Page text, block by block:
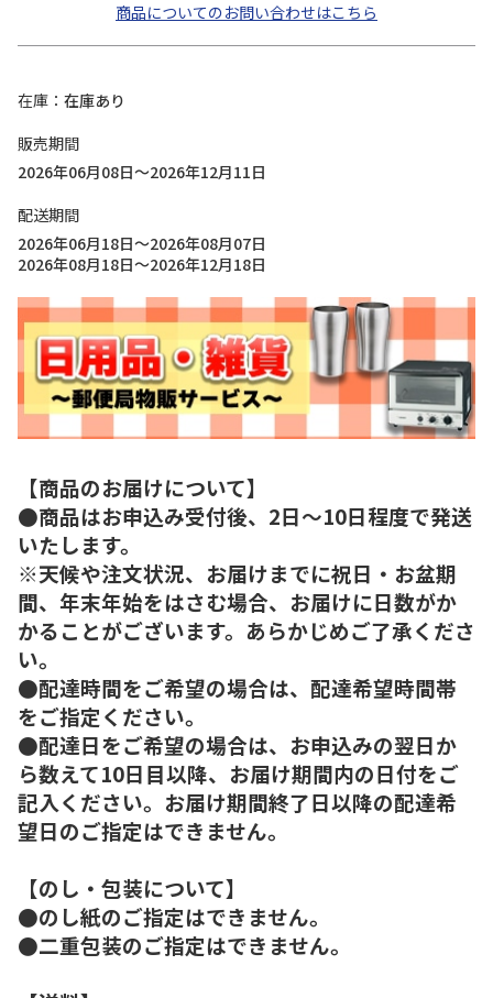
商品についてのお問い合わせはこちら
在庫
在庫あり
販売期間
2026年06月08日～2026年12月11日
配送期間
2026年06月18日～2026年08月07日
2026年08月18日～2026年12月18日
【商品のお届けについて】
●商品はお申込み受付後、2日～10日程度で発送
いたします。
※天候や注文状況、お届けまでに祝日・お盆期
間、年末年始をはさむ場合、お届けに日数がか
かることがございます。あらかじめご了承くださ
い。
●配達時間をご希望の場合は、配達希望時間帯
をご指定ください。
●配達日をご希望の場合は、お申込みの翌日か
ら数えて10日目以降、お届け期間内の日付をご
記入ください。お届け期間終了日以降の配達希
望日のご指定はできません。
【のし・包装について】
●のし紙のご指定はできません。
●二重包装のご指定はできません。